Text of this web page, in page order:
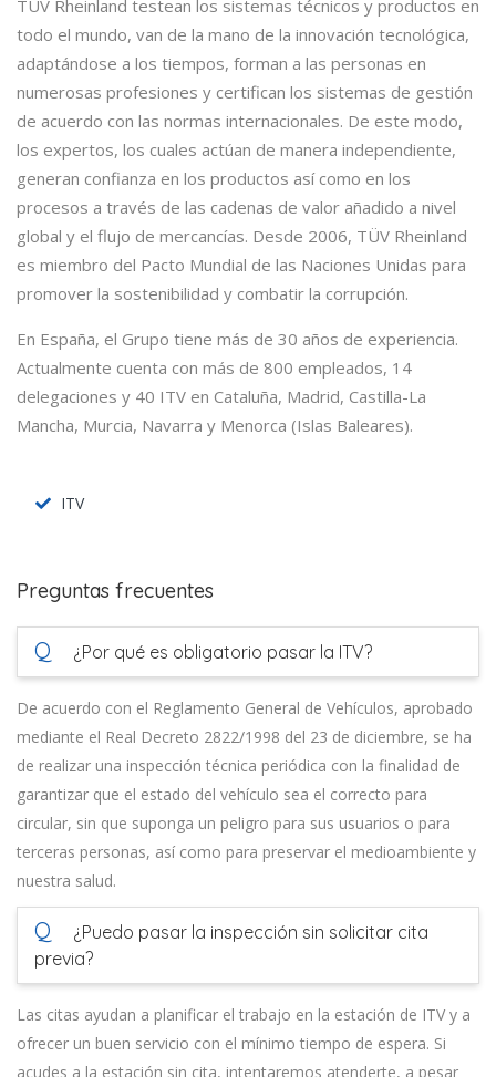
TÜV Rheinland testean los sistemas técnicos y productos en
todo el mundo, van de la mano de la innovación tecnológica,
adaptándose a los tiempos, forman a las personas en
numerosas profesiones y certifican los sistemas de gestión
de acuerdo con las normas internacionales. De este modo,
los expertos, los cuales actúan de manera independiente,
generan confianza en los productos así como en los
procesos a través de las cadenas de valor añadido a nivel
global y el flujo de mercancías. Desde 2006, TÜV Rheinland
es miembro del Pacto Mundial de las Naciones Unidas para
promover la sostenibilidad y combatir la corrupción.
En España, el Grupo tiene más de 30 años de experiencia.
Actualmente cuenta con más de 800 empleados, 14
delegaciones y 40 ITV en Cataluña, Madrid, Castilla-La
Mancha, Murcia, Navarra y Menorca (Islas Baleares).
ITV
Preguntas frecuentes
Q ¿Por qué es obligatorio pasar la ITV?
De acuerdo con el Reglamento General de Vehículos, aprobado
mediante el Real Decreto 2822/1998 del 23 de diciembre, se ha
de realizar una inspección técnica periódica con la finalidad de
garantizar que el estado del vehículo sea el correcto para
circular, sin que suponga un peligro para sus usuarios o para
terceras personas, así como para preservar el medioambiente y
nuestra salud.
Q
¿Puedo pasar la inspección sin solicitar cita
previa?
Las citas ayudan a planificar el trabajo en la estación de ITV y a
ofrecer un buen servicio con el mínimo tiempo de espera. Si
acudes a la estación sin cita, intentaremos atenderte, a pesar